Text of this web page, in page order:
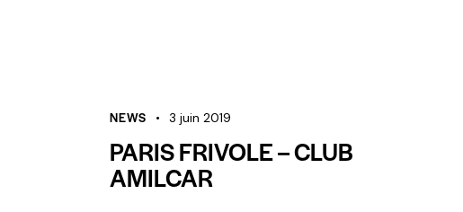
NEWS 3 juin 2019
PARIS FRIVOLE – CLUB
AMILCAR